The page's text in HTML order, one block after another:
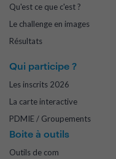
Qu'est ce que c'est ?
Le challenge en images
Résultats
Qui participe ?
Les inscrits 2026
La carte interactive
PDMIE / Groupements
Boite à outils
Outils de com